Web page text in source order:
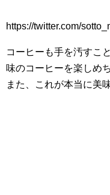
https://twitter.com/
コーヒーも手を汚すこ
味のコーヒーを楽しめ
また、これが本当に美